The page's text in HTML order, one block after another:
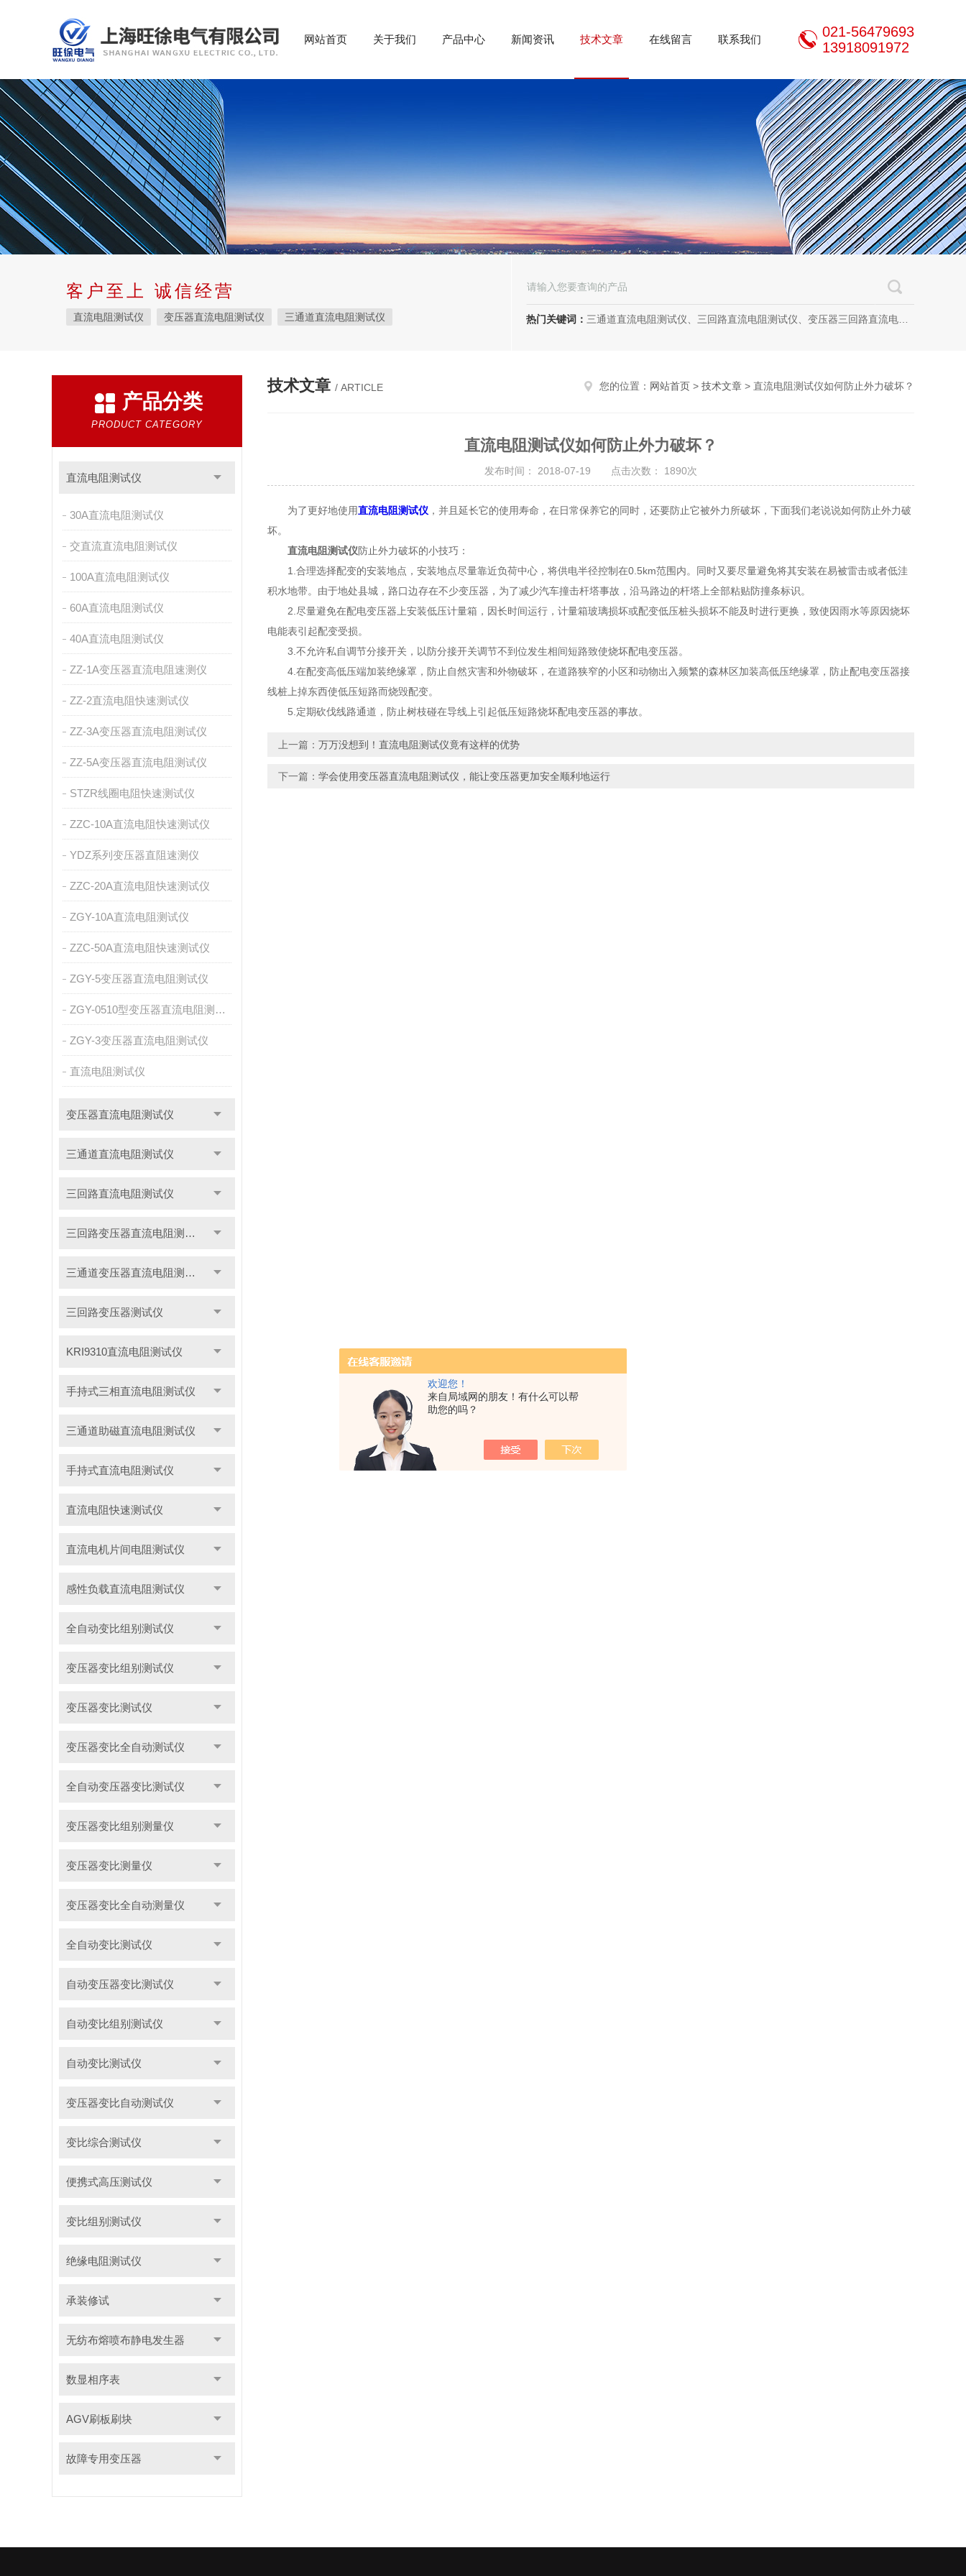
欢迎您！
来自局域网的朋友！有什么可以帮
助您的吗？
网站首页 关于我们 产品中心 新闻资讯 技术文章 在线留言 联系我们
021-56479693
13918091972
客户至上 诚信经营
直流电阻测试仪 变压器直流电阻测试仪 三通道直流电阻测试仪
三通道助磁直流电阻测试仪 手持式直流电阻测试仪
直流电机片间电阻测试仪
变压器变比组别测试仪 变压器变比测试仪
全自动变压器变比测试仪 变压器变比组别测量仪
自动变压器变比测试仪
自动变比组别测试仪 自动变比测试仪 变压器变比自动测试仪
绝缘电阻测试仪 承装修试
无纺布熔喷布静电发生器
热门关键词： 三通道直流电阻测试仪、三回路直流电阻测试仪、变压器三回路直流电阻测试仪、手持式三相直流电阻测试仪、三通道助磁直流电阻测试仪
产品分类
PRODUCT CATEGORY
直流电阻测试仪
30A直流电阻测试仪
交直流直流电阻测试仪
100A直流电阻测试仪
60A直流电阻测试仪
40A直流电阻测试仪
ZZ-1A变压器直流电阻速测仪
ZZ-2直流电阻快速测试仪
ZZ-3A变压器直流电阻测试仪
ZZ-5A变压器直流电阻测试仪
STZR线圈电阻快速测试仪
ZZC-10A直流电阻快速测试仪
YDZ系列变压器直阻速测仪
ZZC-20A直流电阻快速测试仪
ZGY-10A直流电阻测试仪
ZZC-50A直流电阻快速测试仪
ZGY-5变压器直流电阻测试仪
ZGY-0510型变压器直流电阻测试仪
ZGY-3变压器直流电阻测试仪
直流电阻测试仪
变压器直流电阻测试仪
三通道直流电阻测试仪
三回路直流电阻测试仪
三回路变压器直流电阻测试仪
三通道变压器直流电阻测试仪
三回路变压器测试仪
KRI9310直流电阻测试仪
手持式三相直流电阻测试仪
三通道助磁直流电阻测试仪
手持式直流电阻测试仪
直流电阻快速测试仪
直流电机片间电阻测试仪
感性负载直流电阻测试仪
全自动变比组别测试仪
变压器变比组别测试仪
变压器变比测试仪
变压器变比全自动测试仪
全自动变压器变比测试仪
变压器变比组别测量仪
变压器变比测量仪
变压器变比全自动测量仪
全自动变比测试仪
自动变压器变比测试仪
自动变比组别测试仪
自动变比测试仪
变压器变比自动测试仪
变比综合测试仪
便携式高压测试仪
变比组别测试仪
绝缘电阻测试仪
承装修试
无纺布熔喷布静电发生器
数显相序表
AGV刷板刷块
故障专用变压器
技术文章 / ARTICLE 您的位置： 网站首页 > 技术文章 > 直流电阻测试仪如何防止外力破坏？
直流电阻测试仪如何防止外力破坏？
发布时间： 2018-07-19 点击次数： 1890次
为了更好地使用直流电阻测试仪 ，并且延长它的使用寿命，在日常保养它的同时，还要防止它被外力所破坏，下面我们老说说如何防止外力破
坏。
直流电阻测试仪防止外力破坏的小技巧：
1.合理选择配变的安装地点，安装地点尽量靠近负荷中心，将供电半径控制在0.5km范围内。同时又要尽量避免将其安装在易被雷击或者低洼
积水地带。由于地处县城，路口边存在不少变压器，为了减少汽车撞击杆塔事故，沿马路边的杆塔上全部粘贴防撞条标识。
2.尽量避免在配电变压器上安装低压计量箱，因长时间运行，计量箱玻璃损坏或配变低压桩头损坏不能及时进行更换，致使因雨水等原因烧坏
电能表引起配变受损。
3.不允许私自调节分接开关，以防分接开关调节不到位发生相间短路致使烧坏配电变压器。
4.在配变高低压端加装绝缘罩，防止自然灾害和外物破坏，在道路狭窄的小区和动物出入频繁的森林区加装高低压绝缘罩，防止配电变压器接
线桩上掉东西使低压短路而烧毁配变。
5.定期砍伐线路通道，防止树枝碰在导线上引起低压短路烧坏配电变压器的事故。
上一篇： 万万没想到！直流电阻测试仪竟有这样的优势
下一篇： 学会使用变压器直流电阻测试仪，能让变压器更加安全顺利地运行